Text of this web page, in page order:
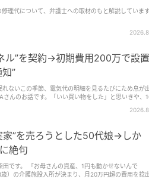
理代について、弁護士への取材のもと解説しています
ル”を契約→初期費用200万で設置
”
ないこの季節、電気代の明細を見るたびにため息が
家”を売ろうとした50代娘→しか
絶句
せないんで